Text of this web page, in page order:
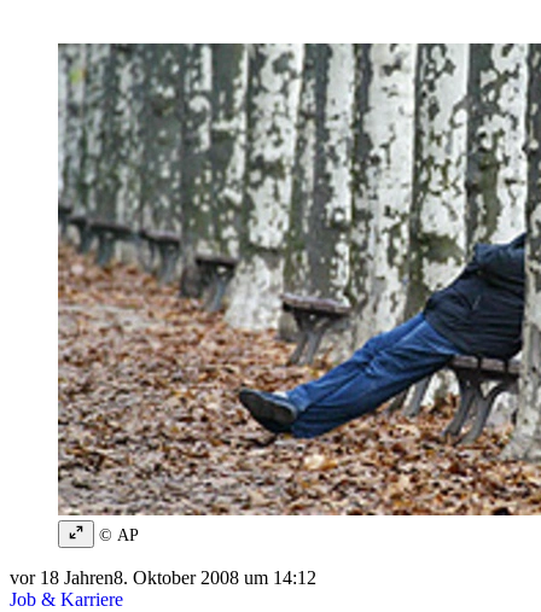
© AP
vor 18 Jahren8. Oktober 2008 um 14:12
Job & Karriere